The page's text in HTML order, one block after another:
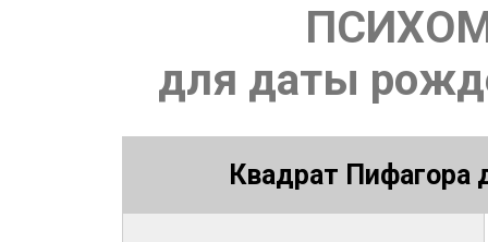
для даты
Квадрат Пифагора